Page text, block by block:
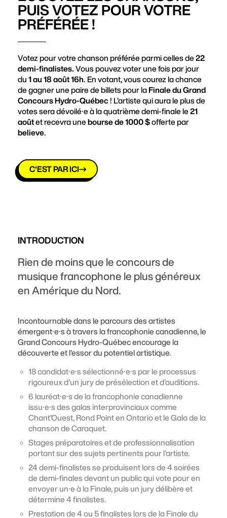
PUIS VOTEZ POUR VOTRE
PRÉFÉRÉE !
Votez pour votre chanson préférée parmi celles de22
demi-finalistes. Vous pouvez voter une fois par jour
du 1 au 18 août 16h . En votant, vous courez la chance
de gagner une paire de billets pour la Finale du Grand
Concours Hydro-Québec ! L’artiste qui aura le plus de
votes sera dévoilé·e à la quatrième demi-finale le21
aoûtet recevra unebourse de 1000 $offerte par
believe
C'EST PAR ICI
INTRODUCTION
Rien de moins que le concours de
musique francophone le plus généreux
en Amérique du Nord.
Incontournable dans le parcours des artistes
émergent·e·s à travers la francophonie canadienne, le
Grand Concours Hydro-Québec encourage la
découverte et l’essor du potentiel artistique.
18 candidat·e·s sélectionné·e·s par le processus
rigoureux d’un jury de présélection et d’auditions.
6 lauréat·e·s de la francophonie canadienne
issu·e·s des galas interprovinciaux comme
Chant’Ouest, Rond Point en Ontario et le Gala de la
chanson de Caraquet.
Stages préparatoires et de professionnalisation
portant sur des sujets pertinents pour l’artiste.
24 demi-finalistes se produisent lors de 4 soirées
de demi-finales devant un public qui vote pour en
envoyer un·e à la Finale, puis un jury délibère et
détermine 4 finalistes.
Prestation de 4 ou 5 finalistes lors de la Finale du